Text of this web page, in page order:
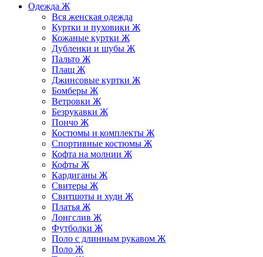
Одежда Ж
Вся женская одежда
Куртки и пуховики Ж
Кожаные куртки Ж
Дубленки и шубы Ж
Пальто Ж
Плащ Ж
Джинсовые куртки Ж
Бомберы Ж
Ветровки Ж
Безрукавки Ж
Пончо Ж
Костюмы и комплекты Ж
Спортивные костюмы Ж
Кофта на молнии Ж
Кофты Ж
Кардиганы Ж
Свитеры Ж
Свитшоты и худи Ж
Платья Ж
Лонгслив Ж
Футболки Ж
Поло с длинным рукавом Ж
Поло Ж